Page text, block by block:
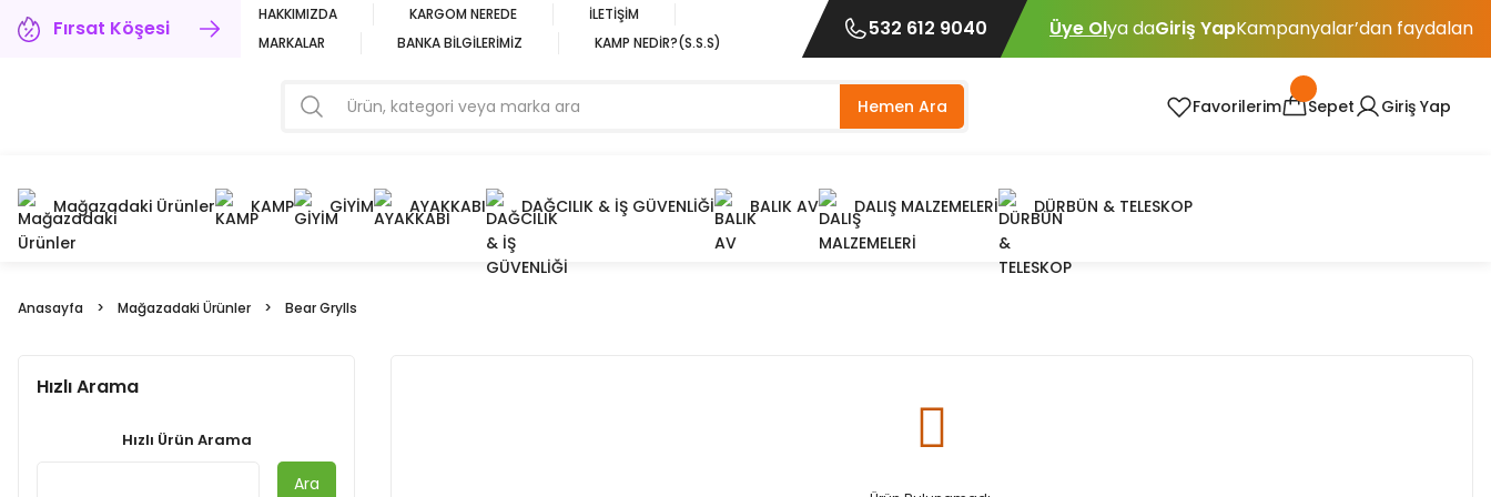
Fırsat Köşesi
HAKKIMIZDA KARGOM NEREDE
İLETİŞİM
MARKALAR
BANKA BİLGİLERİMİZ KAMP NEDİR?(S.S.S)
532 612 9040 Üye Olya daGiriş YapKampanyalar’dan faydalan
Hemen Ara Favorilerim Sepet Giriş Yap
Mağazadaki Ürünler KAMP GİYİM AYAKKABI DAĞCILIK & İŞ GÜVENLİĞİ BALIK AV DALIŞ MALZEMELERİ DÜRBÜN & TELESKOP
Anasayfa Mağazadaki Ürünler Bear Grylls
Hızlı Arama
Hızlı Ürün Arama
Ara